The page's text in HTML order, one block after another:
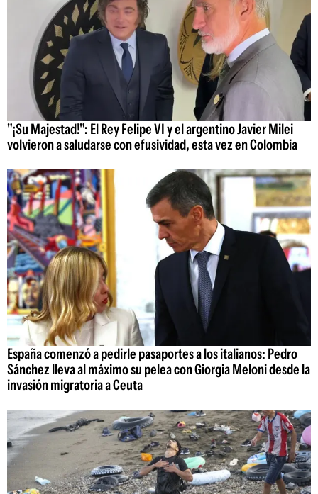
"¡Su Majestad!": El Rey Felipe VI y el argentino Javier Milei
volvieron a saludarse con efusividad, esta vez en Colombia
España comenzó a pedirle pasaportes a los italianos: Pedro
Sánchez lleva al máximo su pelea con Giorgia Meloni desde la
invasión migratoria a Ceuta